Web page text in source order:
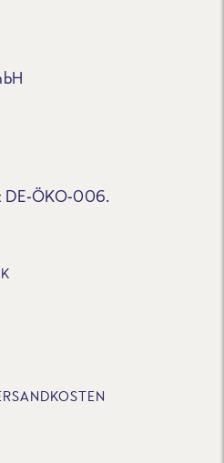
DE-ÖKO-006.